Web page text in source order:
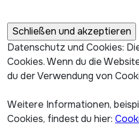
Datenschutz und Cookies:
Cookies. Wenn du die
du der Verwendung von
Weitere Informationen,
Cookies, findest du hier: